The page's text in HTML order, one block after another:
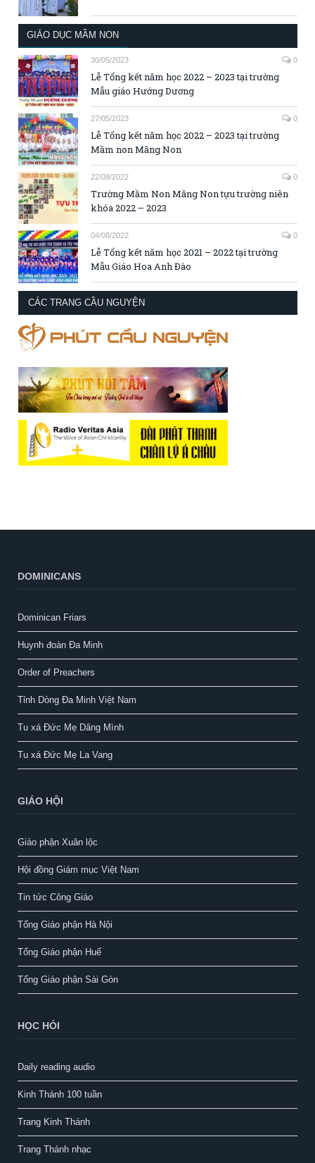
GIÁO DỤC MẦM NON
30/05/2023 0
Lễ Tổng kết năm học 2022 – 2023 tại trường
Mẫu giáo Hướng Dương
27/05/2023 0
Lễ Tổng kết năm học 2022 – 2023 tại trường
Mầm non Măng Non
22/08/2022 0
Trường Mầm Non Măng Non tựu trường niên
khóa 2022 – 2023
04/08/2022 0
Lễ Tổng kết năm học 2021 – 2022 tại trường
Mẫu Giáo Hoa Anh Đào
CÁC TRANG CẦU NGUYỆN
DOMINICANS
Dominican Friars
Huynh đoàn Đa Minh
Order of Preachers
Tỉnh Dòng Đa Minh Việt Nam
Tu xá Đức Mẹ Dâng Mình
Tu xá Đức Mẹ La Vang
GIÁO HỘI
Giáo phận Xuân lộc
Hội đồng Giám mục Việt Nam
Tin tức Công Giáo
Tổng Giáo phận Hà Nội
Tổng Giáo phận Huế
Tổng Giáo phận Sài Gòn
HỌC HỎI
Daily reading audio
Kinh Thánh 100 tuần
Trang Kinh Thánh
Trang Thánh nhạc